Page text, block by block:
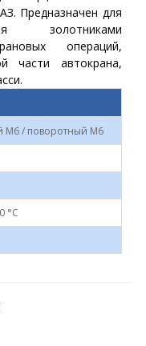
Предназначен для
золотниками
операций,
части автокрана,
М6 / поворотный М6
°C